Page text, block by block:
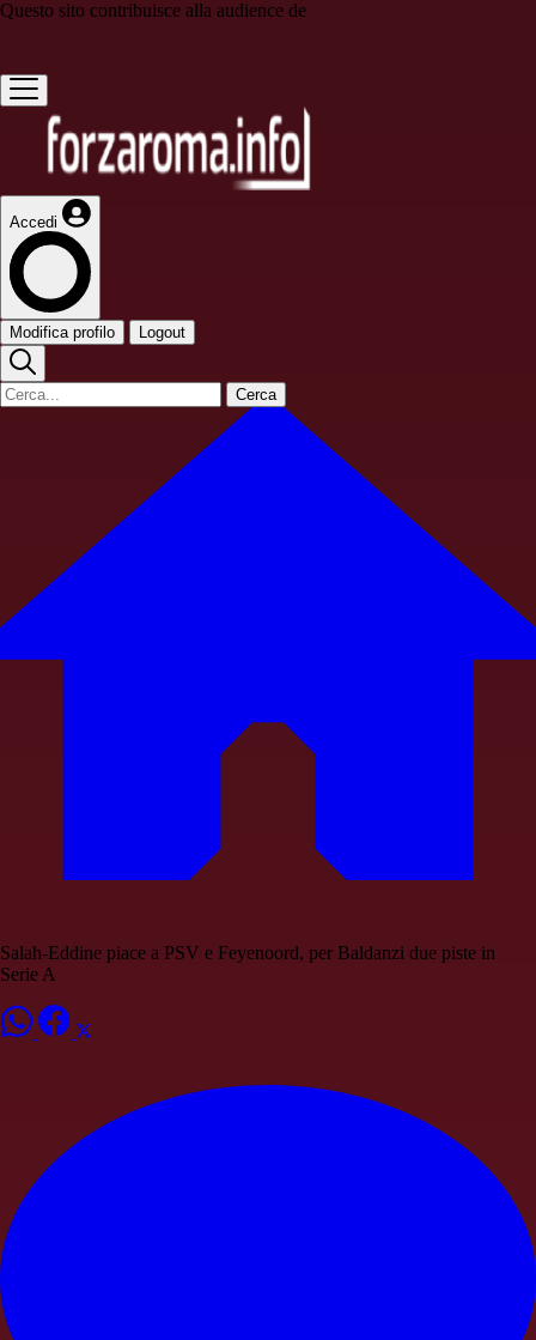
Questo sito contribuisce alla audience de
Accedi
Modifica profilo Logout
Cerca
Salah-Eddine piace a PSV e Feyenoord, per Baldanzi due piste in
Serie A